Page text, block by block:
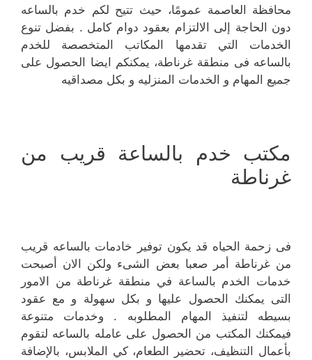
محافظة العاصمة عمومًا، حيث تتيح لكم خدم بالساعه
دون الحاجة إلى الالتزام بعقود دوام كامل . بفضل تنوع
الخدمات التي تقدمها المكاتب المتخصصة للخدم
بالساعه فى منطقة غرناطة، يمكنكم ايضا الحصول على
جميع المهام و الخدمات المنزليه و بكل مصداقيه
مكتب خدم بالساعة قريب من
غرناطة
فى زحمة الحياه قد يكون توفير خادمات بالساعه قريب
من غرناطة أمر صعبا بعض الشىء ولكن الان أصبحت
خدمات الخدم بالساعة في منطقة غرناطة من الامور
التى يمكنك الحصول عليها و بكل سهولة و مع عقود
بسيطه لتنفيذ المهام المطلوبه . وخدمات متنوعة
فيمكنك المكتب من الحصول على عامله بالساعه لتقوم
بأعمال التنظيف، تحضير الطعام، كي الملابس، بالإضافة